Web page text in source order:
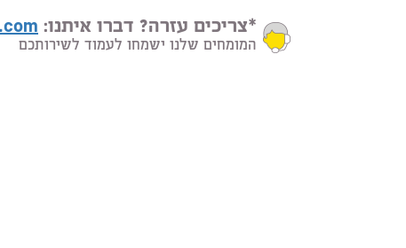
*צריכים עזרה? דברו איתנו:
המומחים שלנו ישמחו לעמוד לשירותכם